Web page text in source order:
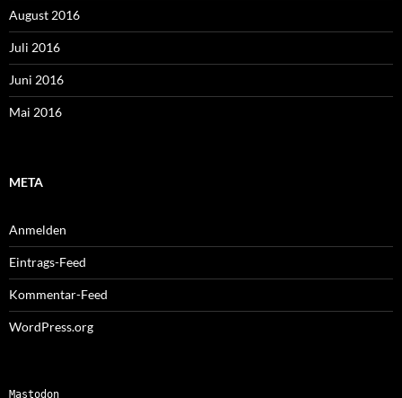
August 2016
Juli 2016
Juni 2016
Mai 2016
META
Anmelden
Eintrags-Feed
Kommentar-Feed
WordPress.org
Mastodon